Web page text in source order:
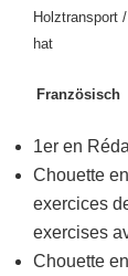
Holztransport
hat
Französisch
1er en
Chouette
exercices
exercises
Chouette